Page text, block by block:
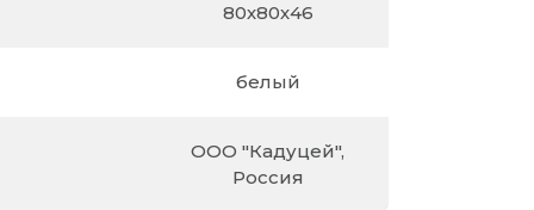
80х80х46
белый
ООО "Кадуцей",
Россия